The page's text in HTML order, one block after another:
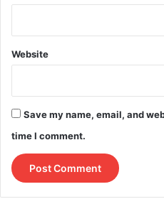
Website
Save my name, email, and
time I comment.